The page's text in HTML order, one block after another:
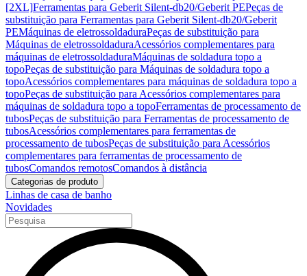
[2XL]Ferramentas para Geberit Silent-db20/Geberit PEPeças de
substituição para Ferramentas para Geberit Silent-db20/Geberit
PEMáquinas de eletrossoldaduraPeças de substituição para
Máquinas de eletrossoldaduraAcessórios complementares para
máquinas de eletrossoldaduraMáquinas de soldadura topo a
topoPeças de substituição para Máquinas de soldadura topo a
topoAcessórios complementares para máquinas de soldadura topo a
topoPeças de substituição para Acessórios complementares para
máquinas de soldadura topo a topoFerramentas de processamento de
tubosPeças de substituição para Ferramentas de processamento de
tubosAcessórios complementares para ferramentas de
processamento de tubosPeças de substituição para Acessórios
complementares para ferramentas de processamento de
tubosComandos remotosComandos à distância
Categorias de produto
Linhas de casa de banho
Novidades